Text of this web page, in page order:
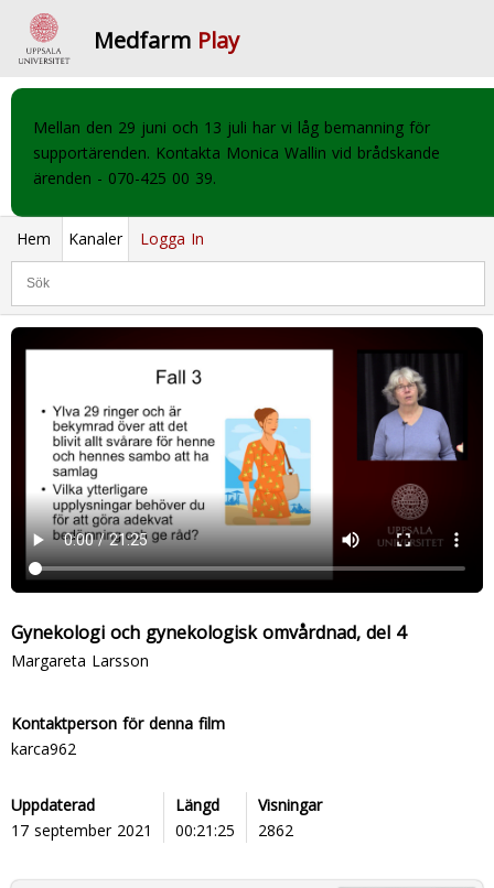
Medfarm Play
Mellan den 29 juni och 13 juli har vi låg bemanning för
supportärenden. Kontakta Monica Wallin vid brådskande
ärenden - 070-425 00 39.
Hem Kanaler Logga In
Gynekologi och gynekologisk omvårdnad, del 4
Margareta Larsson
Kontaktperson för denna film
karca962
Uppdaterad
17 september 2021
Längd
00:21:25
Visningar
2862